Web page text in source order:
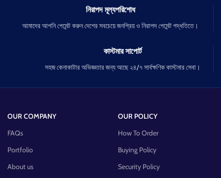
নিরাপদ মূল্যপরিশোধ
আমাদের আপনি পেমেন্ট করুন দেশের সবচেয়ে জনপ্রিয় ও নিরাপদ পেমেন্ট পদ্ধতিতে।
কাস্টমার সাপোর্ট
সহজ কেনাকাটার অভিজ্ঞতার জন্য আছে ২৪/৭ সার্বক্ষণিক কাস্টমার সেবা।
OUR COMPANY
FAQs
Portfolio
About us
OUR POLICY
How To Order
Buying Policy
Security Policy